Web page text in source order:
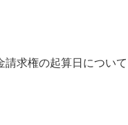
求権の起算日につい